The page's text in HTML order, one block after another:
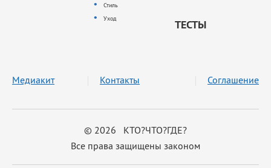
Стиль
Уход
ТЕСТЫ
© 2026 КТО?ЧТО?ГДЕ?
Все права защищены законом
Медиакит Контакты Соглашение